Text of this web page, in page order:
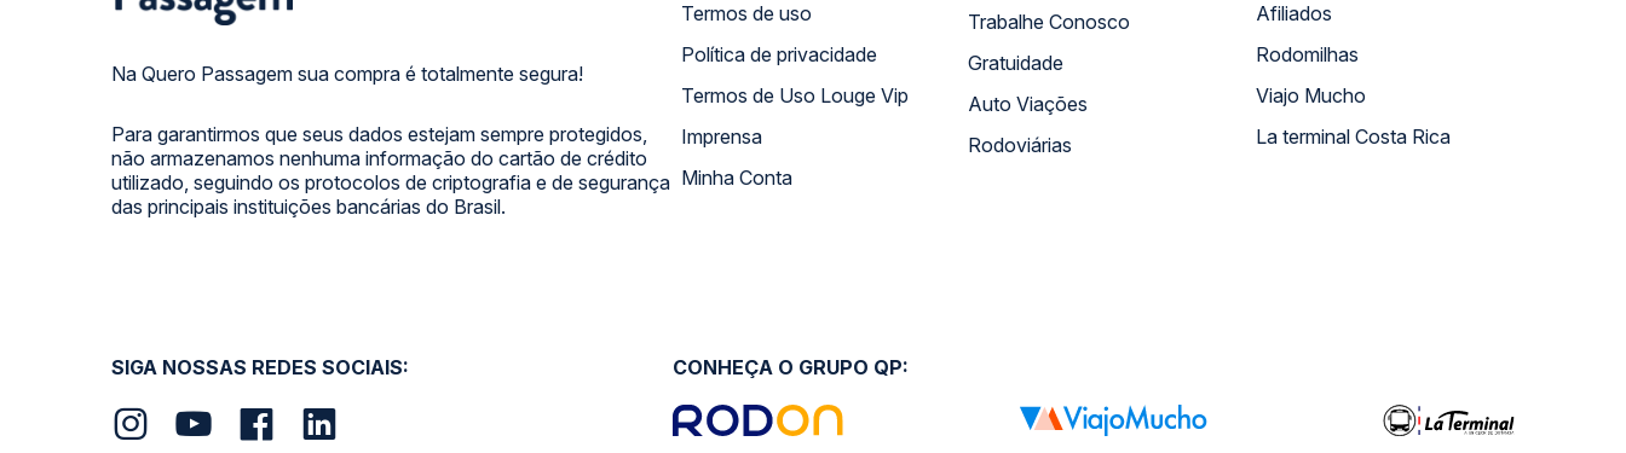
Na Quero Passagem sua compra é totalmente segura!
Para garantirmos que seus dados estejam sempre protegidos,
não armazenamos nenhuma informação do cartão de crédito
utilizado, seguindo os protocolos de criptografia e de segurança
das principais instituições bancárias do Brasil.
Termos de uso
Política de privacidade
Termos de Uso Louge Vip
Imprensa
Minha Conta
Trabalhe Conosco
Gratuidade
Auto Viações
Rodoviárias
Afiliados
Rodomilhas
Viajo Mucho
La terminal Costa Rica
SIGA NOSSAS REDES SOCIAIS: CONHEÇA O GRUPO QP: